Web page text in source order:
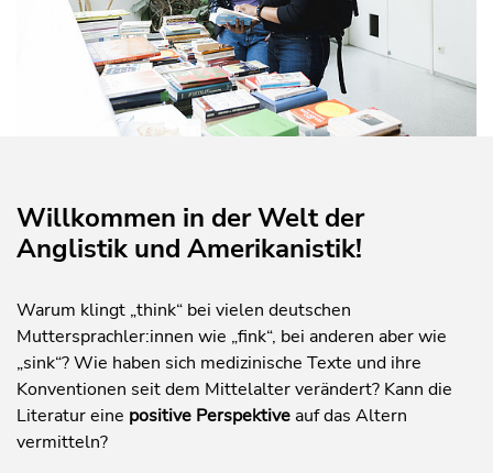
Willkommen in der Welt der
Anglistik und Amerikanistik!
Warum klingt „think“ bei vielen deutschen
Muttersprachler:innen wie „fink“, bei anderen aber wie
„sink“? Wie haben sich medizinische Texte und ihre
Konventionen seit dem Mittelalter verändert? Kann die
Literatur eine positive Perspektiveauf das Altern
vermitteln?